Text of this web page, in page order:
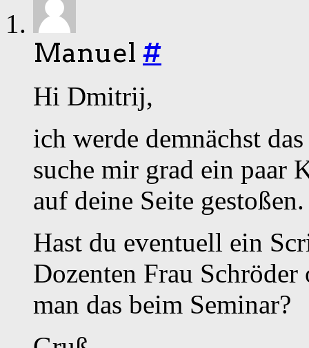
Manuel #
Hi Dmitrij,
ich werde demnächst
suche mir grad ein paar
auf deine Seite gestoßen.
Hast du eventuell ein
Dozenten Frau
man das beim Seminar?